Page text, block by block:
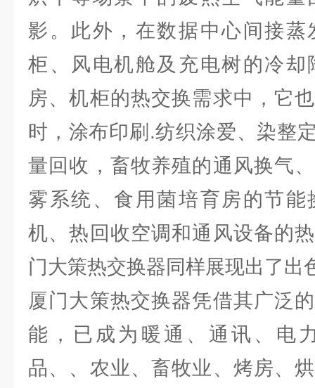
影。此外，在数据中心间接
柜、风电机舱及充电树的冷却
房、机柜的热交换需求中，它
时，涂布印刷.纺织涂爱、染整
量回收，畜牧养殖的通风换气
雾系统、食用菌培育房的节
机、热回收空调和通风设备的
门大策热交换器同样展现出了出
厦门大策热交换器凭借其广泛
能，已成为暖通、通讯、电
品、、农业、畜牧业、烤房、